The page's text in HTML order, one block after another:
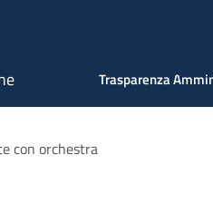
Trasparenza
con orchestra